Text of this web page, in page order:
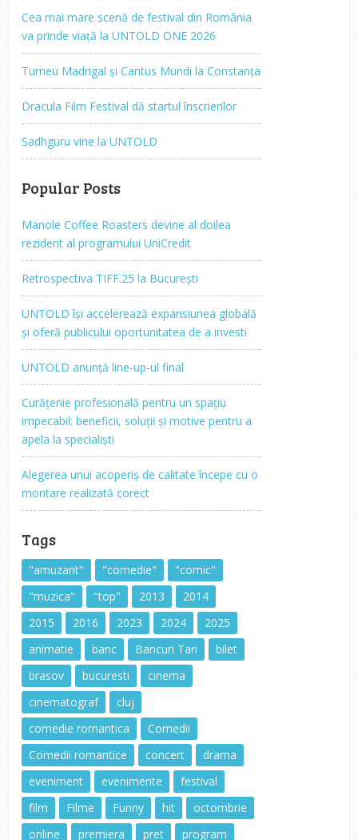
Cea mai mare scenă de festival din România
va prinde viață la UNTOLD ONE 2026
Turneu Madrigal și Cantus Mundi la Constanța
Dracula Film Festival dă startul înscrierilor
Sadhguru vine la UNTOLD
Popular Posts
Manole Coffee Roasters devine al doilea
rezident al programului UniCredit
Retrospectiva TIFF.25 la București
UNTOLD își accelerează expansiunea globală
și oferă publicului oportunitatea de a investi
UNTOLD anunță line-up-ul final
Curățenie profesională pentru un spațiu
impecabil: beneficii, soluții și motive pentru a
apela la specialiști
Alegerea unui acoperiș de calitate începe cu o
montare realizată corect
Tags
"amuzant" "comedie"
"comic"
"muzica"
"top" 2013
2014
2015
2016 2023 2024
2025
animatie
banc Bancuri Tari
bilet
brasov
bucuresti
cinema
cinematograf
cluj
comedie romantica
Comedii
Comedii romantice
concert
drama
eveniment
evenimente
festival
film
Filme Funny hit
octombrie
online
premiera pret program